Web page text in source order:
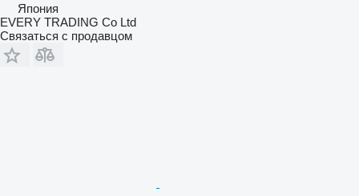
Япония
EVERY TRADING Co Ltd
Связаться с продавцом